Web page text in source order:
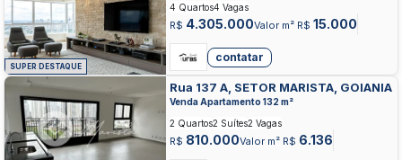
SUPER DESTAQUE
R$ 4.305.000Valor m² R$ 15.000
4 Quartos4 Vagas
contatar
Rua 137 A, SETOR MARISTA, GOIANIA
Venda Apartamento 132 m²
R$ 810.000Valor m² R$ 6.136
2 Quartos2 Suítes2 Vagas